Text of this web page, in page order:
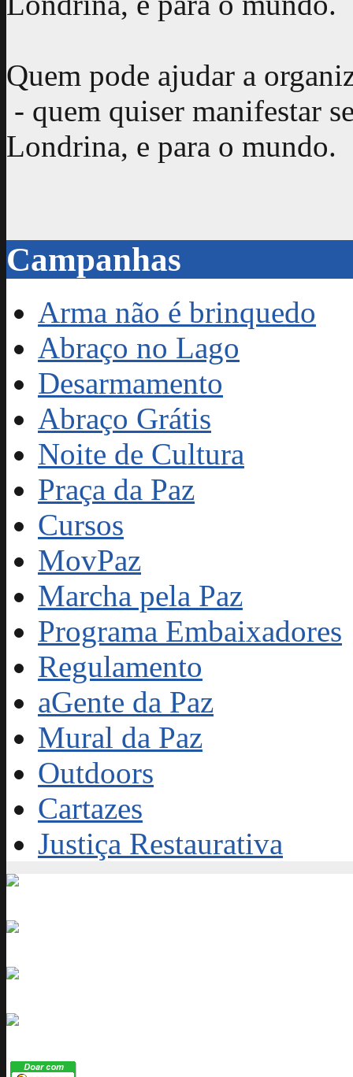
Quem pode ajudar a
- quem quiser manifestar
Londrina, e para o mundo.
Campanhas
Arma não é brinquedo
Abraço no Lago
Desarmamento
Abraço Grátis
Noite de Cultura
Praça da Paz
Cursos
MovPaz
Marcha pela Paz
Programa Embaixadores
Regulamento
aGente da Paz
Mural da Paz
Outdoors
Cartazes
Justiça Restaurativa